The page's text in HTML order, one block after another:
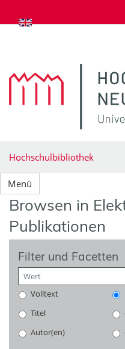
zum Inhalt springen
Hochschulbibliothek
Menü
Browsen in
Publikationen
Filter und Facetten
Volltext
Titel
Autor(en)